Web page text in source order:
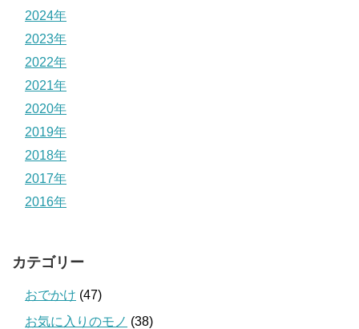
2024年
2023年
2022年
2021年
2020年
2019年
2018年
2017年
2016年
カテゴリー
おでかけ (47)
お気に入りのモノ (38)